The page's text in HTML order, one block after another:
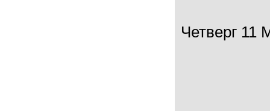
Четверг 11